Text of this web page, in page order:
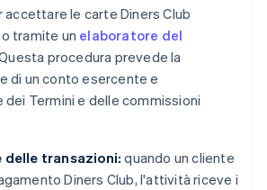
le carte Diners Club
tramite un elaboratore del
procedura prevede la
di un conto esercente e
Termini e delle commissioni
delle transazioni:quando un cliente
Diners Club, l'attività riceve i